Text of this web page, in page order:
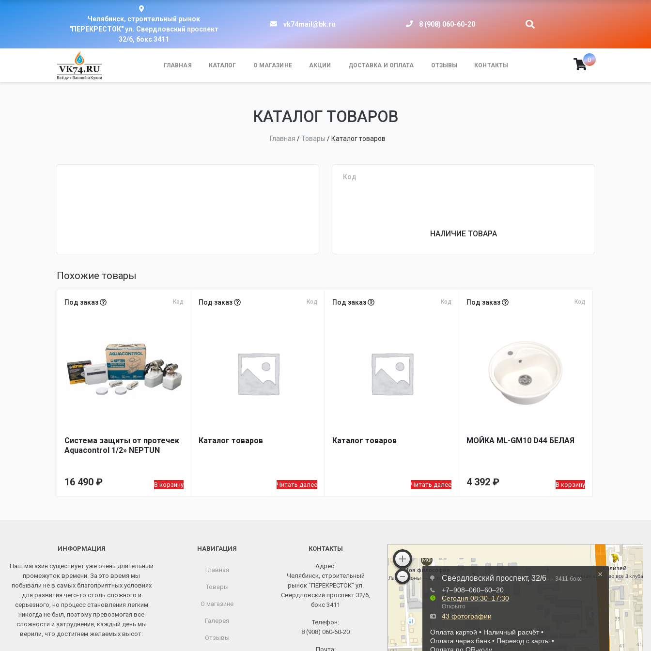
Челябинск, строительный рынок
"ПЕРЕКРЕСТОК" ул. Свердловский проспект
32/6, бокс 3411
vk74mail@bk.ru 8 (908) 060-60-20
ГЛАВНАЯ КАТАЛОГ О МАГАЗИНЕ АКЦИИ ДОСТАВКА И ОПЛАТА ОТЗЫВЫ КОНТАКТЫ
0
КАТАЛОГ ТОВАРОВ
Главная /Товары / Каталог товаров
Код
НАЛИЧИЕ ТОВАРА
Похожие товары
Под заказ Код
Система защиты от протечек
Aquacontrol 1/2» NEPTUN
16 490 ₽ В корзину
Под заказ Код
Каталог товаров
Читать далее
Под заказ Код
Каталог товаров
Читать далее
Под заказ Код
МОЙКA ML-GM10 D44 БЕЛАЯ
4 392 ₽ В корзину
ИНФОРМАЦИЯ
Наш магазин существует уже очень длительный
промежуток времени. За это время мы
побывали не в самых благоприятных условиях
для развития чего-то столь сложного и
серьезного, но процесс становления легким
никогда не был, поэтому превозмогая все
сложности и затруднения, каждый день мы
верили, что достигнем желаемых высот.
НАВИГАЦИЯ
Главная
Товары
О магазине
Галерея
Отзывы
КОНТАКТЫ
Адрес:
Челябинск, строительный
рынок "ПЕРЕКРЕСТОК" ул.
Свердловский проспект 32/6,
бокс 3411
Телефон:
8 (908) 060-60-20
Почта: